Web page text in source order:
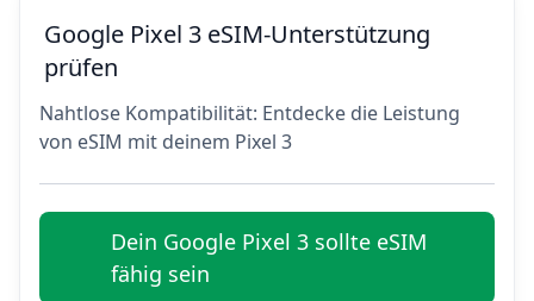
Google Pixel 3 eSIM-Unterstützung
prüfen
Nahtlose Kompatibilität: Entdecke die Leistung
von eSIM mit deinem Pixel 3
Dein Google Pixel 3 sollte eSIM
fähig sein